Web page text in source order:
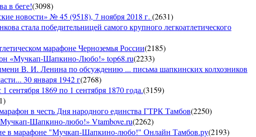
в беге!(3098)
№ 45 (9518), 7 ноября 2018 г. (2631)
стала победительницей самого крупного легкоатлетического
марафоне Черноземья России(2185)
«Мучкап-Шапкино-Любо!» top68.ru(2233)
В. И. Ленина по обсуждению ... письма шапкинских колхозников
30 января 1942 г(2768)
сентября 1869 по 1 сентября 1870 года.(3159)
)
в честь Дня народного единства ГТРК Тамбов(2250)
Шапкино-любо!» Vtambove.ru(2262)
в марафоне "Мучкап-Шапкино-любо!" Онлайн Тамбов.ру(2193)